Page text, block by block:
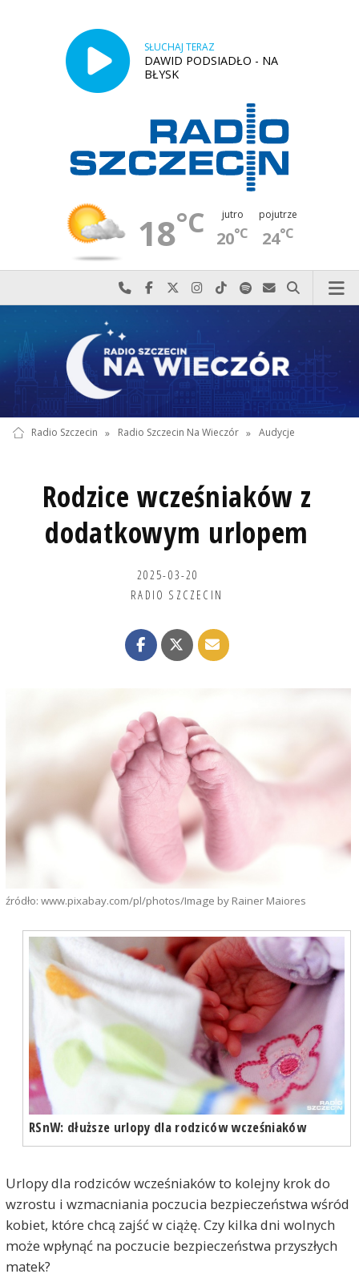
SŁUCHAJ TERAZ
DAWID PODSIADŁO - NA
BŁYSK
18°C jutro
20°C
pojutrze
24°C
Najlepiej po prostu do nas zadzwoń
Odwiedź nas na Facebook-u
Odwiedź nas na X
Odwiedź nas na Instagram-ie
Odwiedź nas na TikTok-u
Szukaj nas na Spotify
Wyślij do nas
Szukaj
Radio Szczecin » Radio Szczecin Na Wieczór » Audycje
Rodzice wcześniaków z
dodatkowym urlopem
2025-03-20
RADIO SZCZECIN
źródło: www.pixabay.com/pl/photos/Image by Rainer Maiores
RSnW: dłuższe urlopy dla rodziców wcześniaków
Urlopy dla rodziców wcześniaków to kolejny krok do
wzrostu i wzmacniania poczucia bezpieczeństwa wśród
kobiet, które chcą zajść w ciążę. Czy kilka dni wolnych
może wpłynąć na poczucie bezpieczeństwa przyszłych
matek?